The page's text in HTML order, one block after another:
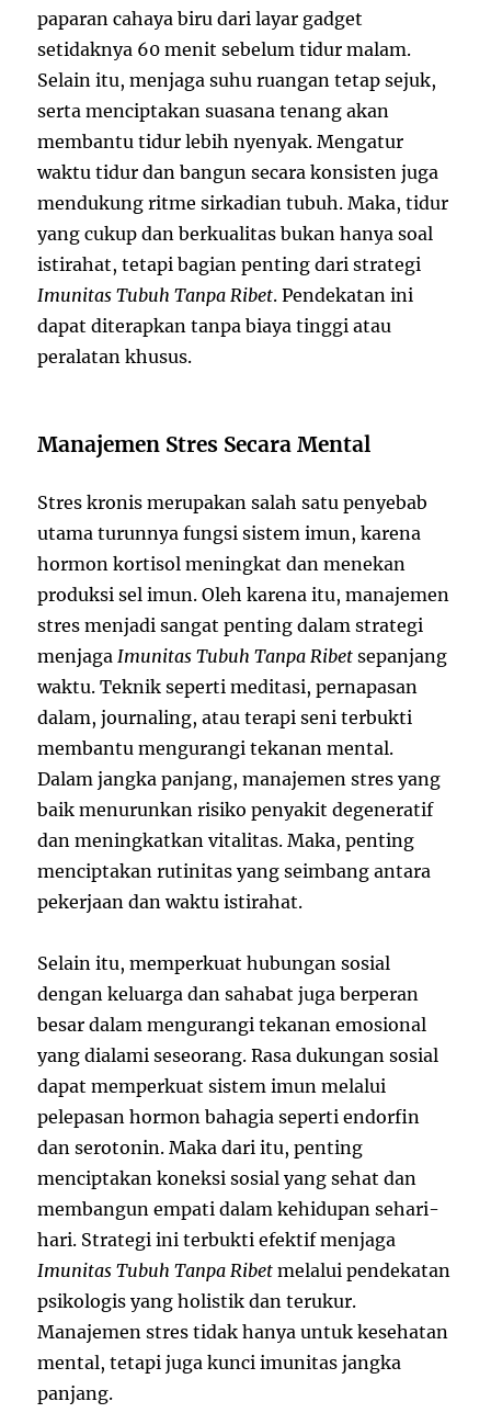
paparan cahaya biru dari layar gadget
setidaknya 60 menit sebelum tidur malam.
Selain itu, menjaga suhu ruangan tetap sejuk,
serta menciptakan suasana tenang akan
membantu tidur lebih nyenyak. Mengatur
waktu tidur dan bangun secara konsisten juga
mendukung ritme sirkadian tubuh. Maka, tidur
yang cukup dan berkualitas bukan hanya soal
istirahat, tetapi bagian penting dari strategi
Imunitas Tubuh Tanpa Ribet. Pendekatan ini
dapat diterapkan tanpa biaya tinggi atau
peralatan khusus.
Manajemen Stres Secara Mental
Stres kronis merupakan salah satu penyebab
utama turunnya fungsi sistem imun, karena
hormon kortisol meningkat dan menekan
produksi sel imun. Oleh karena itu, manajemen
stres menjadi sangat penting dalam strategi
menjaga Imunitas Tubuh Tanpa Ribet sepanjang
waktu. Teknik seperti meditasi, pernapasan
dalam, journaling, atau terapi seni terbukti
membantu mengurangi tekanan mental.
Dalam jangka panjang, manajemen stres yang
baik menurunkan risiko penyakit degeneratif
dan meningkatkan vitalitas. Maka, penting
menciptakan rutinitas yang seimbang antara
pekerjaan dan waktu istirahat.
Selain itu, memperkuat hubungan sosial
dengan keluarga dan sahabat juga berperan
besar dalam mengurangi tekanan emosional
yang dialami seseorang. Rasa dukungan sosial
dapat memperkuat sistem imun melalui
pelepasan hormon bahagia seperti endorfin
dan serotonin. Maka dari itu, penting
menciptakan koneksi sosial yang sehat dan
membangun empati dalam kehidupan sehari-
hari. Strategi ini terbukti efektif menjaga
Imunitas Tubuh Tanpa Ribet melalui pendekatan
psikologis yang holistik dan terukur.
Manajemen stres tidak hanya untuk kesehatan
mental, tetapi juga kunci imunitas jangka
panjang.